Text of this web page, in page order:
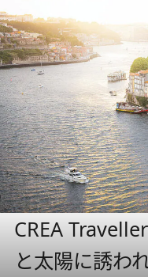
CREA
と太陽に誘わ